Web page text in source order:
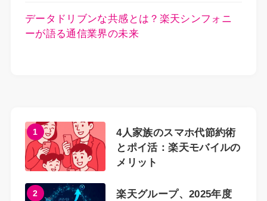
データドリブンな共感とは？楽天シンフォニ
ーが語る通信業界の未来
1
4人家族のスマホ代節約術
とポイ活：楽天モバイルの
メリット
2
楽天グループ、2025年度